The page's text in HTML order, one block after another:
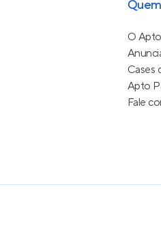
O Apto
Cases
Apto
Fale